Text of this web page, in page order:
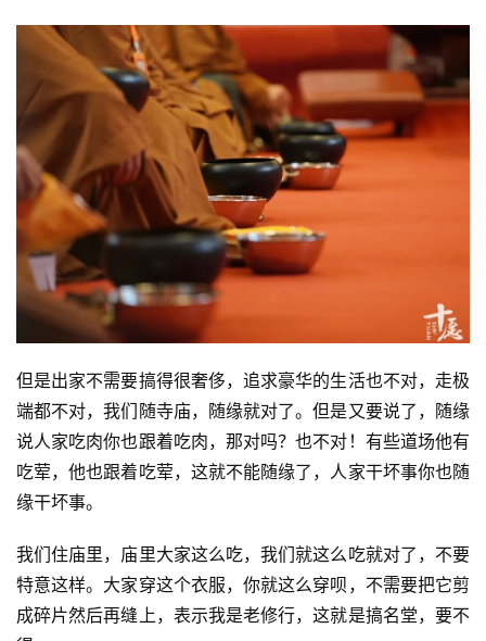
资
讯
八
音
高
僧
访
谈
心
乐
菩
但是出家不需要搞得很奢侈，追求豪华的生活也不对，走极
端都不对，我们随寺庙，随缘就对了。但是又要说了，随缘
说人家吃肉你也跟着吃肉，那对吗？也不对！有些道场他有
吃荤，他也跟着吃荤，这就不能随缘了，人家干坏事你也随
缘干坏事。
我们住庙里，庙里大家这么吃，我们就这么吃就对了，不要
特意这样。大家穿这个衣服，你就这么穿呗，不需要把它剪
成碎片然后再缝上，表示我是老修行，这就是搞名堂，要不